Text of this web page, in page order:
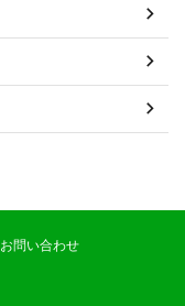
お問い合わせ